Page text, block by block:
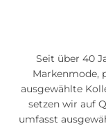
Seit über 40
Markenmode,
ausgewählte
setzen wir auf
umfasst